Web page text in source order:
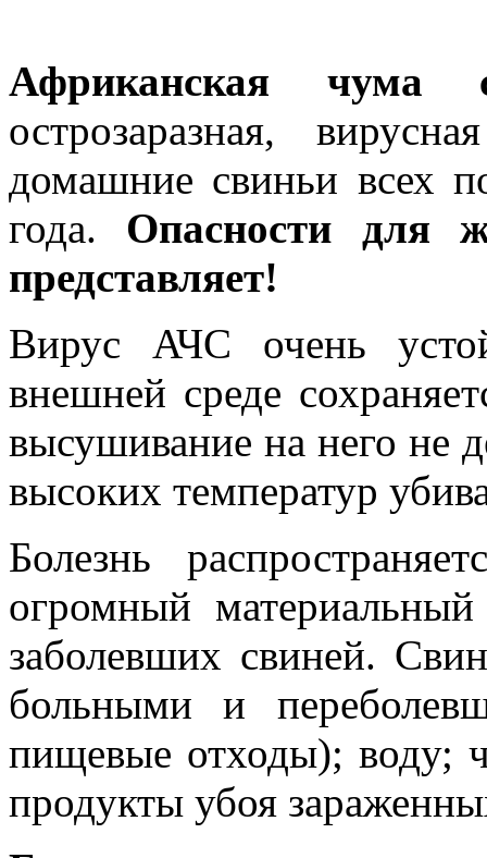
Африканская чума
острозаразная,
домашние свиньи всех
года. Опасности для
представляет!
Вирус АЧС очень
внешней среде
высушивание на него не
высоких температур
Болезнь
огромный
заболевших свиней.
больными и
пищевые отходы); воду;
продукты убоя